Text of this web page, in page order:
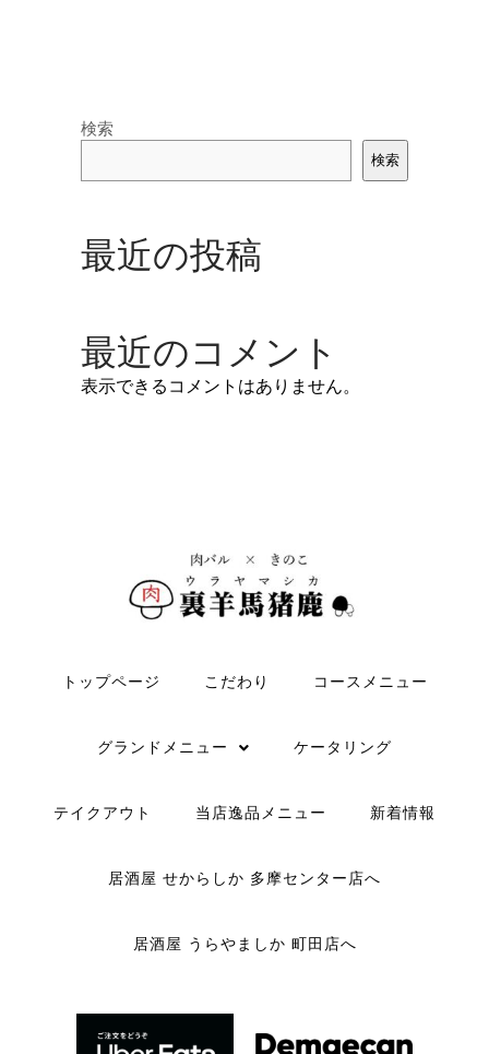
検索
検索
最近の投稿
最近のコメント
表示できるコメントはありません。
トップページ こだわり コースメニュー
グランドメニュー ケータリング
テイクアウト 当店逸品メニュー 新着情報
居酒屋 せからしか 多摩センター店へ
居酒屋 うらやましか 町田店へ